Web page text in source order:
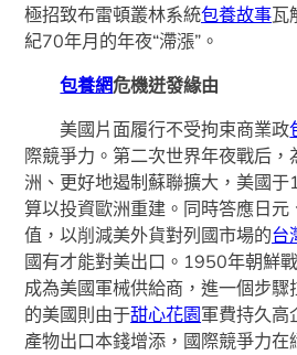
極招致布雷頓叢林系統包養故事瓦
紀70年月的年夜“滯漲”。
包養網危機迸發緣由
美國片面履行不受拘束商業政
際競爭力。第二次世界年夜戰后，
洲、更好地遏制蘇聯擴大，美國
算以投資歐洲重建。同時答應日
值，以削減美外貨對列國市場的台
國有才能對美出口。1950年朝鮮
成為美國軍械供給商，進一個步
的美國則由于甜心花園軍費持久高
產物出口本錢增添，國際競爭力